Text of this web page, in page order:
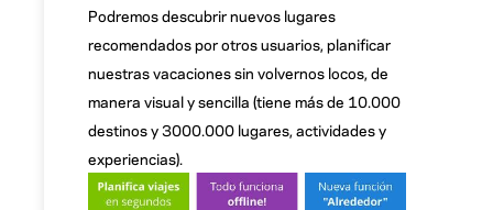
Podremos descubrir nuevos lugares
recomendados por otros usuarios, planificar
nuestras vacaciones sin volvernos locos, de
manera visual y sencilla (tiene más de 10.000
destinos y 3000.000 lugares, actividades y
experiencias).